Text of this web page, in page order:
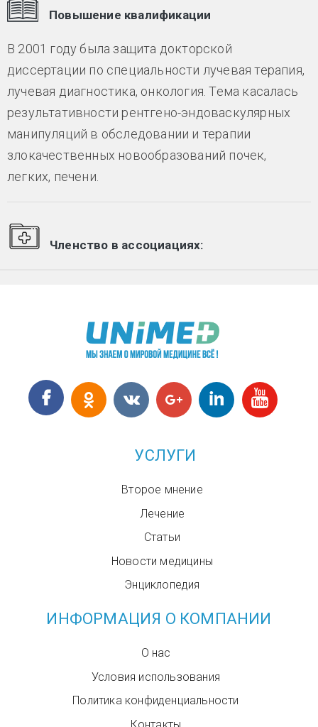
Повышение квалификации
В 2001 году была защита докторской
диссертации по специальности лучевая терапия,
лучевая диагностика, онкология. Тема касалась
результативности рентгено-эндоваскулярных
манипуляций в обследовании и терапии
злокачественных новообразований почек,
легких, печени.
Членство в ассоциациях:
УСЛУГИ
Второе мнение
Лечение
Статьи
Новости медицины
Энциклопедия
ИНФОРМАЦИЯ О КОМПАНИИ
О нас
Условия использования
Политика конфиденциальности